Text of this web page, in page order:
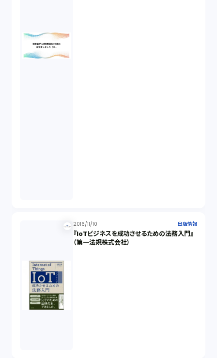
2016/11/10 出版情報
『IoTビジネスを成功させるための法務入門』
（第一法規株式会社）